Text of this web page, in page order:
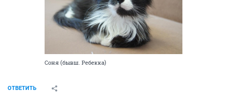
Соня (бывш. Ребекка)
ОТВЕТИТЬ